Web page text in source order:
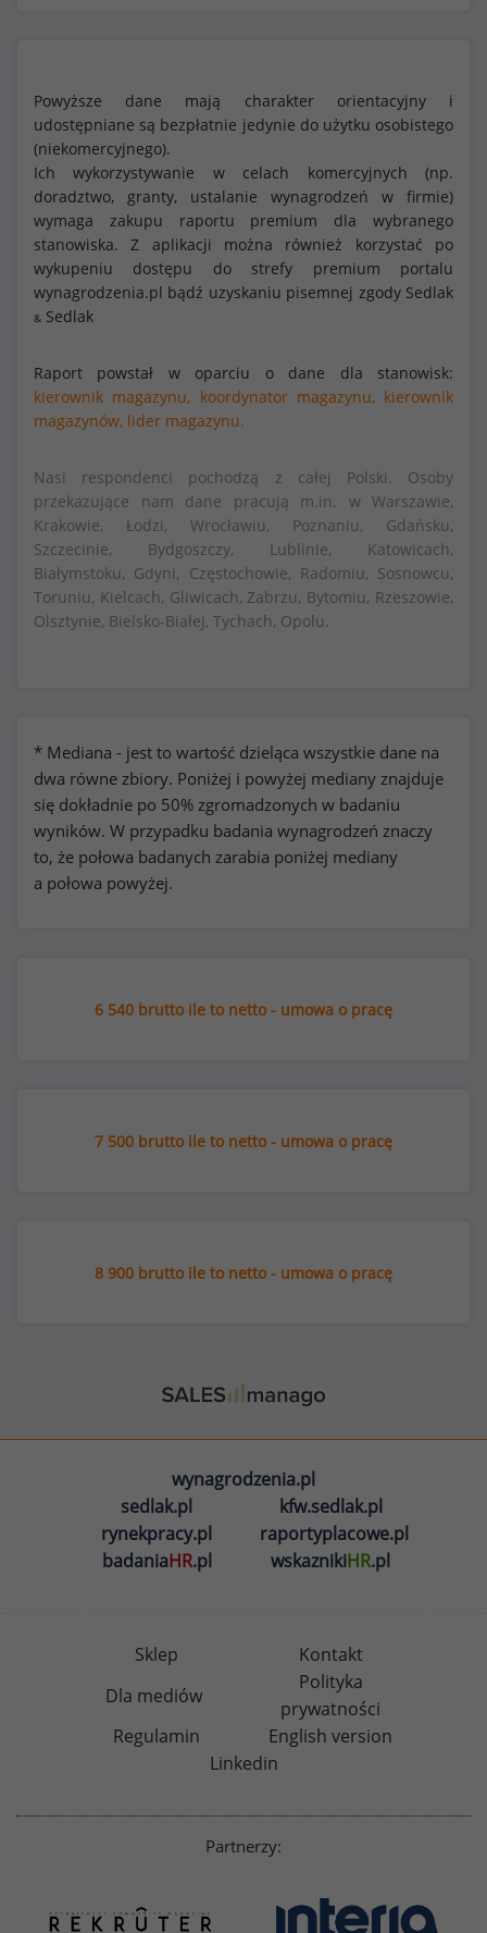
Powyższe dane mają charakter orientacyjny i
udostępniane są bezpłatnie jedynie do użytku osobistego
(niekomercyjnego).
Ich wykorzystywanie w celach komercyjnych (np.
doradztwo, granty, ustalanie wynagrodzeń w firmie)
wymaga zakupu raportu premium dla wybranego
stanowiska. Z aplikacji można również korzystać po
wykupeniu dostępu do strefy premium portalu
wynagrodzenia.pl bądź uzyskaniu pisemnej zgody Sedlak
& Sedlak
Raport powstał w oparciu o dane dla stanowisk:
kierownik magazynu, koordynator magazynu, kierownik
magazynów, lider magazynu.
Nasi respondenci pochodzą z całej Polski. Osoby
przekazujące nam dane pracują m.in. w Warszawie,
Krakowie, Łodzi, Wrocławiu, Poznaniu, Gdańsku,
Szczecinie, Bydgoszczy, Lublinie, Katowicach,
Białymstoku, Gdyni, Częstochowie, Radomiu, Sosnowcu,
Toruniu, Kielcach, Gliwicach, Zabrzu, Bytomiu, Rzeszowie,
Olsztynie, Bielsko-Białej, Tychach, Opolu.
* Mediana - jest to wartość dzieląca wszystkie dane na
dwa równe zbiory. Poniżej i powyżej mediany znajduje
się dokładnie po 50% zgromadzonych w badaniu
wyników. W przypadku badania wynagrodzeń znaczy
to, że połowa badanych zarabia poniżej mediany
a połowa powyżej.
6 540 brutto ile to netto - umowa o pracę
7 500 brutto ile to netto - umowa o pracę
8 900 brutto ile to netto - umowa o pracę
wynagrodzenia.pl
sedlak.pl
kfw.sedlak.pl
rynekpracy.pl
raportyplacowe.pl
badaniaHR.pl wskaznikiHR.pl
Sklep
Kontakt
Dla mediów
Polityka
prywatności
Regulamin
English version
Linkedin
Partnerzy: